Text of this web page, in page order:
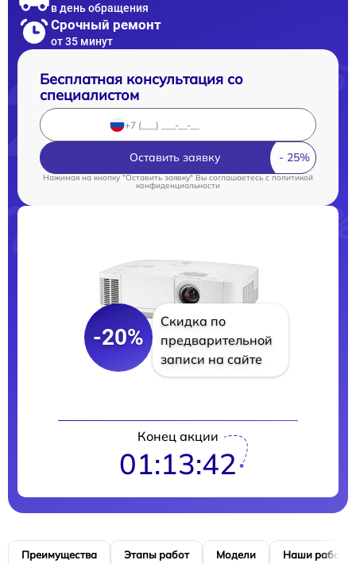
в день обращения
Срочный ремонт
от 35 минут
Бесплатная консультация со
специалистом
Оставить заявку
Нажимая на кнопку "Оставить заявку" Вы соглашаетесь cполитикой
конфиденциальности
-20%
Скидка по
предварительной
записи на сайте
Конец акции
01:13:41
Преимущества Этапы работ Модели Наши работы